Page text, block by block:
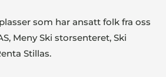
som har ansatt folk fra oss
Meny Ski storsenteret, Ski
Stillas.